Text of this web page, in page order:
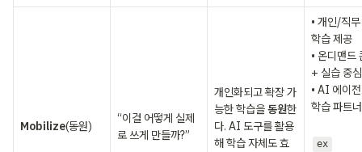
Mobilize(동원)
“이걸 어떻게 실제
로 쓰게 만들까?”
개인화되고 확장 가
능한 학습을 동원한
다. AI 도구를 활용
해 학습 자체도 효
• 개인/직
학습 제공
• 온디맨드
+ 실습 중
• AI 에이
학습 파트
ex